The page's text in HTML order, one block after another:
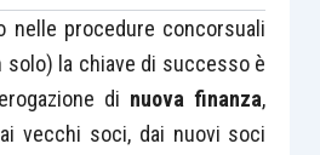
nelle procedure concorsuali
la chiave di successo è
di nuova finanza,
vecchi soci, dai nuovi soci